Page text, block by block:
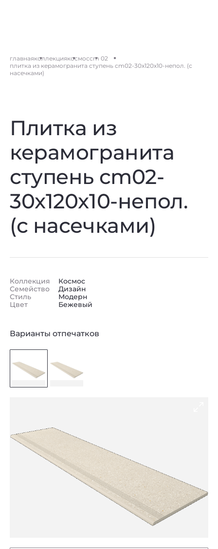
главнаяколлекциякосмосcm 02
плитка из керамогранита ступень cm02-30x120x10-непол. (с
насечками)
Плитка из
керамогранита
ступень cm02-
30x120x10-непол.
(с насечками)
Коллекция
Семейство
Стиль
Цвет
Космос
Дизайн
Модерн
Бежевый
Варианты отпечатков